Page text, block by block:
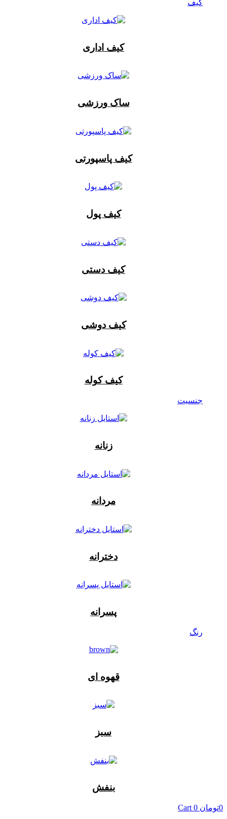
کیف
کیف اداری
ساک ورزشی
کیف پاسپورتی
کیف پول
کیف دستی
کیف دوشی
کیف کوله
جنسیت
زنانه
مردانه
دخترانه
پسرانه
رنگ
قهوه ای
سبز
بنفش
0تومان 0
Cart